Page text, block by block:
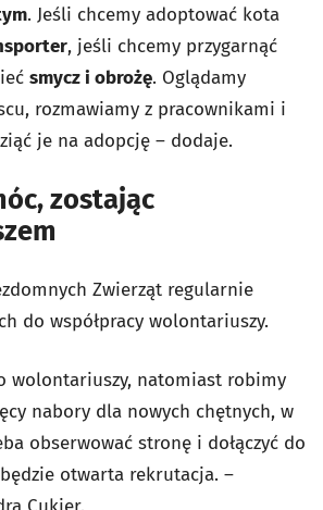
. Jeśli chcemy adoptować kota
, jeśli chcemy przygarnąć
smycz i obrożę. Oglądamy
rozmawiamy z pracownikami i
je na adopcję – dodaje.
zostając
Zwierząt regularnie
do współpracy wolontariuszy.
wolontariuszy, natomiast robimy
nabory dla nowych chętnych, w
obserwować stronę i dołączyć do
otwarta rekrutacja. –